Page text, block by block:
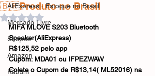
AliExpress - Estoque no Brasil
Mercado Livre
Shopee
Amazon
Kabum
🇧🇷Produto no Brasil
Avaliado com NaN de 5 estrelas.
MIFA MLOVE S203 Bluetooth
Speaker(AliExpress)
R$125,52 pelo app
Cupom: MDA01 ou IFPEZWAW
Colete o Cupom de R$13,14( ML52016) na